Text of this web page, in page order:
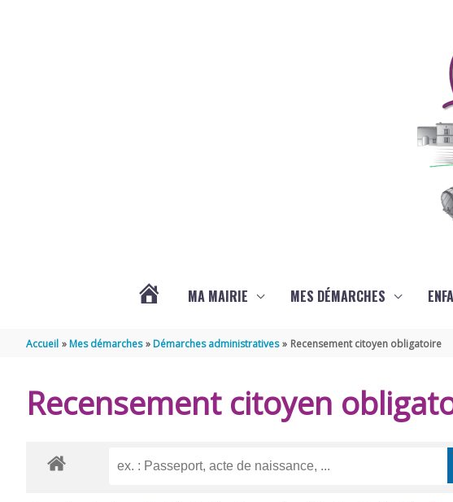
MA MAIRIE MES DÉMARCHES
Accueil Mes démarches Démarches administratives Recensement citoyen obligatoire
Recensement citoyen